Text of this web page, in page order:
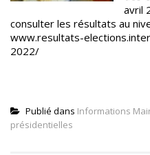
avril
consulter les résultats au
www.resultats-
2022/
Publié dans Informations
présidentielles